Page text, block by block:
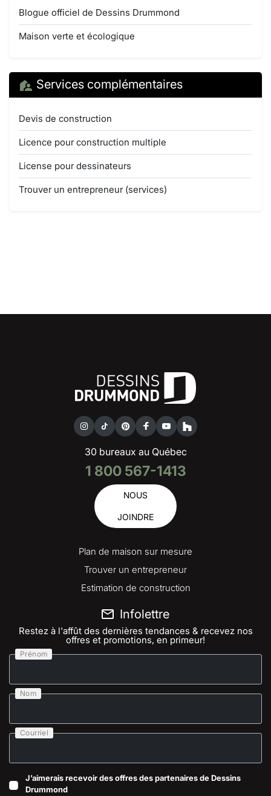
Blogue officiel de Dessins Drummond
Maison verte et écologique
Services complémentaires
Devis de construction
Licence pour construction multiple
License pour dessinateurs
Trouver un entrepreneur (services)
30 bureaux au Québec
1 800 567-1413
NOUS
JOINDRE
Plan de maison sur mesure
Trouver un entrepreneur
Estimation de construction
Infolettre
Restez à l'affût des dernières tendances & recevez nos
offres et promotions, en primeur!
Prénom
Nom
Courriel
J’aimerais recevoir des offres des partenaires de Dessins
Drummond